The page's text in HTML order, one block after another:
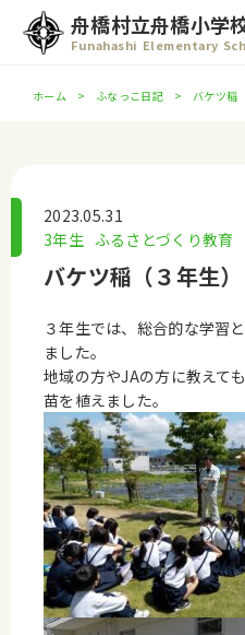
舟橋村立舟橋小学
Funahashi Elementary
ホーム ふなっこ日記 バケツ稲
2023.05.31
3年生 ふるさとづくり教育
バケツ稲（３年生）
３年生では、総合的な学習
ました。
地域の方やJAの方に教えて
苗を植えました。